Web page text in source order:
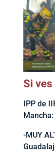
Si
IPP de
Mancha:
-MUY